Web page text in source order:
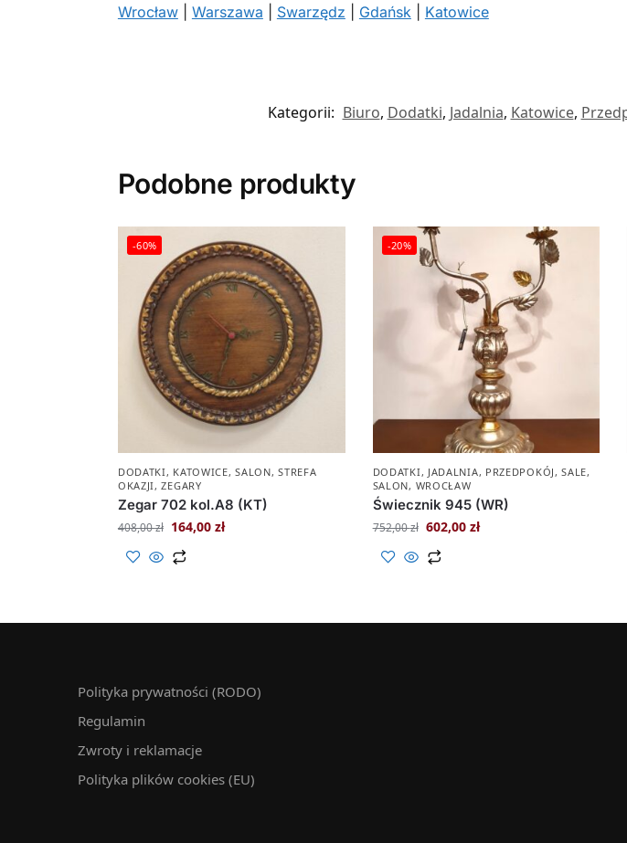
Wrocław| Warszawa Swarzędz Gdańsk Katowice
Kategorii: Biuro, Dodatki, Jadalnia, Katowice,
Podobne produkty
-60%
DODATKI, KATOWICE,SALON,STREFA
OKAZJI,ZEGARY
Zegar 702 kol.A8 (KT)
408,00zł 164,00 zł
-20%
DODATKI, JADALNIA, PRZEDPOKÓJ ,SALE,
SALON, WROCŁAW
Świecznik 945 (WR)
752,00zł 602,00 zł
Polityka prywatności (RODO)
Regulamin
Zwroty i reklamacje
Polityka plików cookies (EU)